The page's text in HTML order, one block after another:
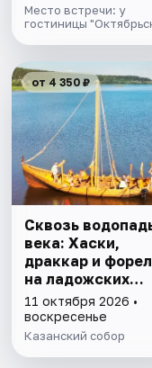
Место встречи: у
гостиницы
от 4 350 ₽
Сквозь
века: Хаски,
драккар и
на ладожских
берегах
11 октября 2026 •
воскресенье
Казанский собор